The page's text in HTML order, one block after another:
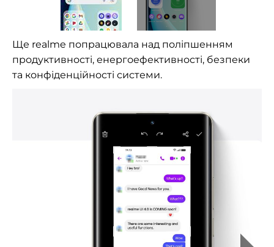
Ще realme попрацювала над поліпшенням
продуктивності, енергоефективності, безпеки
та конфіденційності системи.